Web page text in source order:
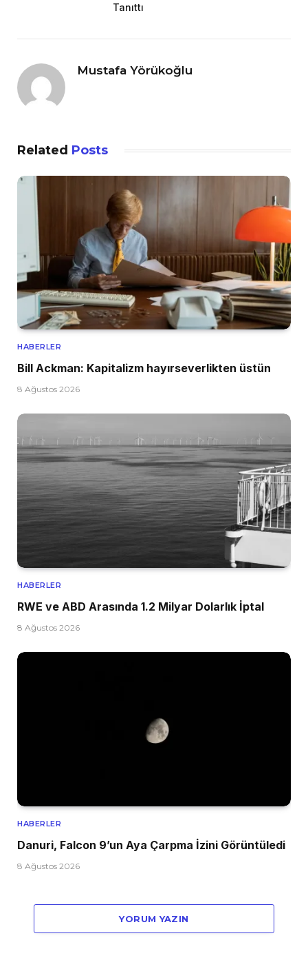
Tanıttı
Mustafa Yörükoğlu
Related Posts
HABERLER
Bill Ackman: Kapitalizm hayırseverlikten üstün
8 Ağustos 2026
HABERLER
RWE ve ABD Arasında 1.2 Milyar Dolarlık İptal
8 Ağustos 2026
HABERLER
Danuri, Falcon 9’un Aya Çarpma İzini Görüntüledi
8 Ağustos 2026
YORUM YAZIN